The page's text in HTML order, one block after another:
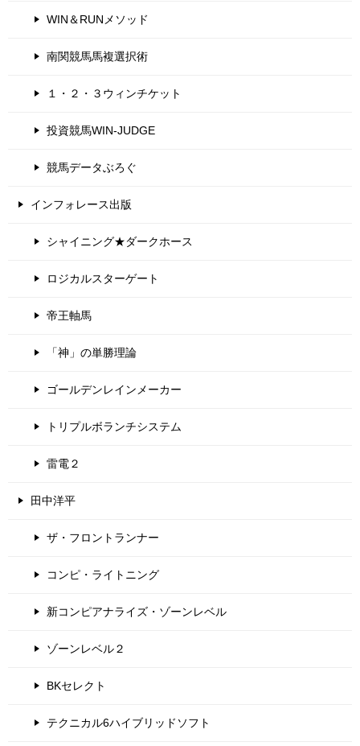
WIN＆RUNメソッド
南関競馬馬複選択術
１・２・３ウィンチケット
投資競馬WIN-JUDGE
競馬データぶろぐ
インフォレース出版
シャイニング★ダークホース
ロジカルスターゲート
帝王軸馬
「神」の単勝理論
ゴールデンレインメーカー
トリプルボランチシステム
雷電２
田中洋平
ザ・フロントランナー
コンピ・ライトニング
新コンピアナライズ・ゾーンレベル
ゾーンレベル２
BKセレクト
テクニカル6ハイブリッドソフト